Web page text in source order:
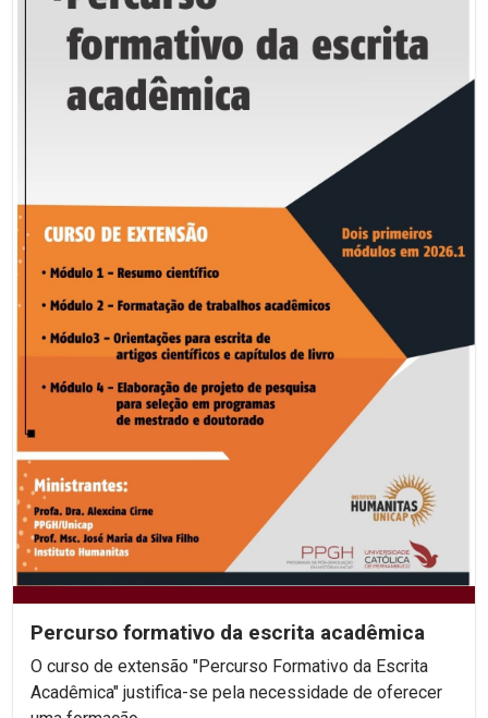
Percurso formativo da escrita acadêmica
O curso de extensão "Percurso Formativo da Escrita
Acadêmica" justifica-se pela necessidade de oferecer